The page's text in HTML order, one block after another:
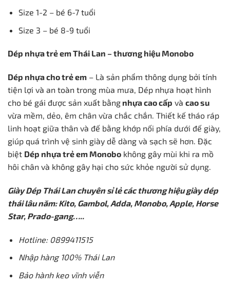
Size 1-2 – bé 6-7 tuổi
Size 3 – bé 8-9 tuổi
Dép nhựa trẻ em Thái Lan – thương hiệu Monobo
Dép nhựa cho trẻ em – Là sản phẩm thông dụng bởi tính
tiện lợi và an toàn trong mùa mưa, Dép nhựa hoạt hình
cho bé gái được sản xuất bằng nhựa cao cấp và cao su
vừa mềm, dẻo, êm chân vừa chắc chắn. Thiết kế tháo ráp
linh hoạt giữa thân và đế bằng khớp nối phía dưới đế giày,
giúp quá trình vệ sinh giày dễ dàng và sạch sẽ hơn. Đặc
biệt Dép nhựa trẻ em Monobo không gây mùi khi ra mồ
hôi chân và không gây hại cho sức khỏe người sử dụng.
Giày Dép Thái Lan chuyên sỉ lẻ các thương hiệu giày dép
thái lâu năm: Kito, Gambol, Adda, Monobo, Apple, Horse
Star, Prado-gang…..
Hotline: 0899411515
Nhập hàng 100% Thái Lan
Bảo hành keo vĩnh viễn